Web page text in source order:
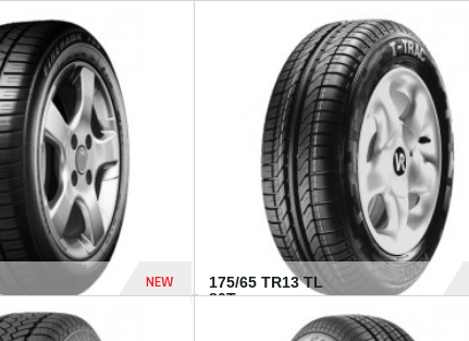
NEW
175/65 TR13 TL
80T...